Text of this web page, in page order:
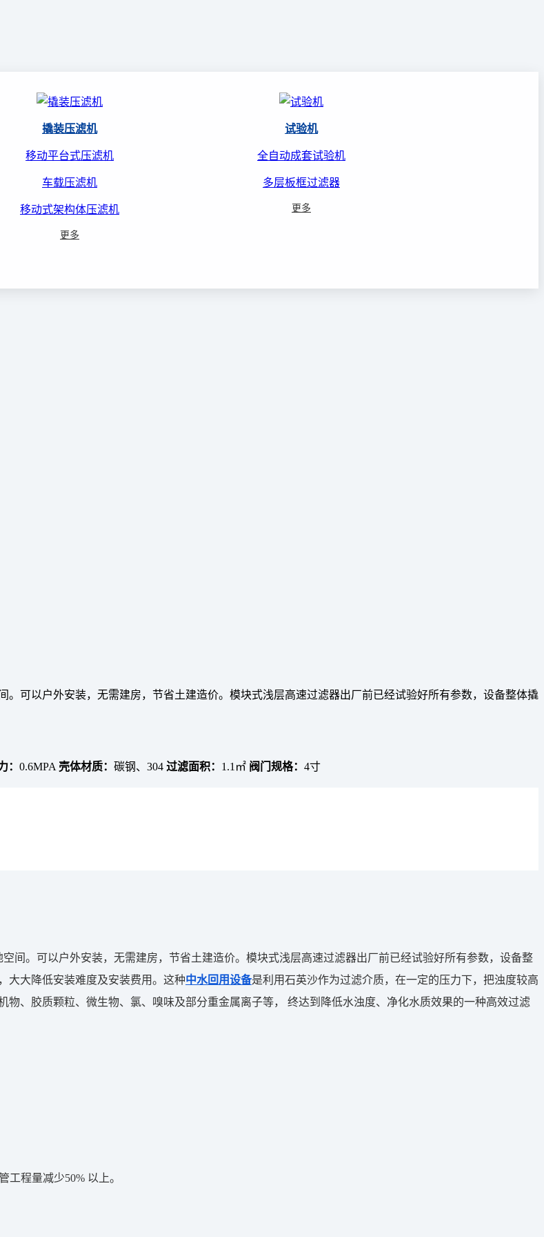
撬装压滤机
移动平台式压滤机
车载压滤机
移动式架构体压滤机
更多
试验机
全自动成套试验机
多层板框过滤器
更多
可以户外安装，无需建房，节省土建造价。模块式浅层高速过滤器出厂前已经试验好所有参数，设备整体撬
： 0.6MPA 壳体材质： 碳钢、304 过滤面积： 1.1㎡ 阀门规格： 4寸
。可以户外安装，无需建房，节省土建造价。模块式浅层高速过滤器出厂前已经试验好所有参数，设备整
大大降低安装难度及安装费用。这种中水回用设备是利用石英沙作为过滤介质，在一定的压力下，把浊度较高
、胶质颗粒、微生物、氯、嗅味及部分重金属离子等， 终达到降低水浊度、净化水质效果的一种高效过滤
程量减少50% 以上。